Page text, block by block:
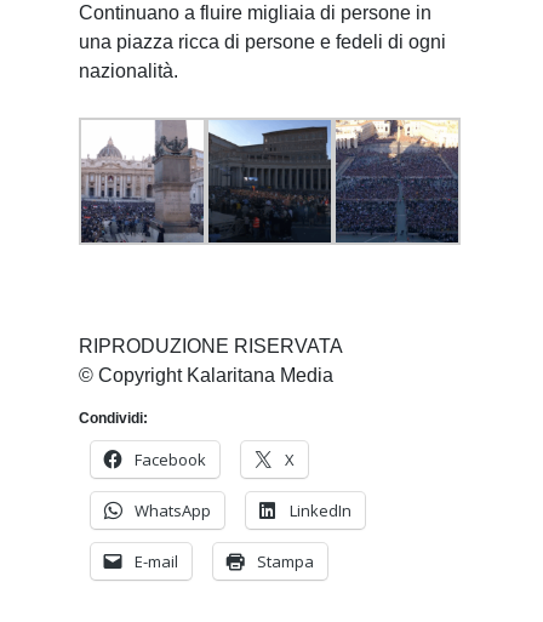
Continuano a fluire migliaia di persone in
una piazza ricca di persone e fedeli di ogni
nazionalità.
RIPRODUZIONE RISERVATA
© Copyright Kalaritana Media
Condividi:
Facebook X
WhatsApp LinkedIn
E-mail Stampa